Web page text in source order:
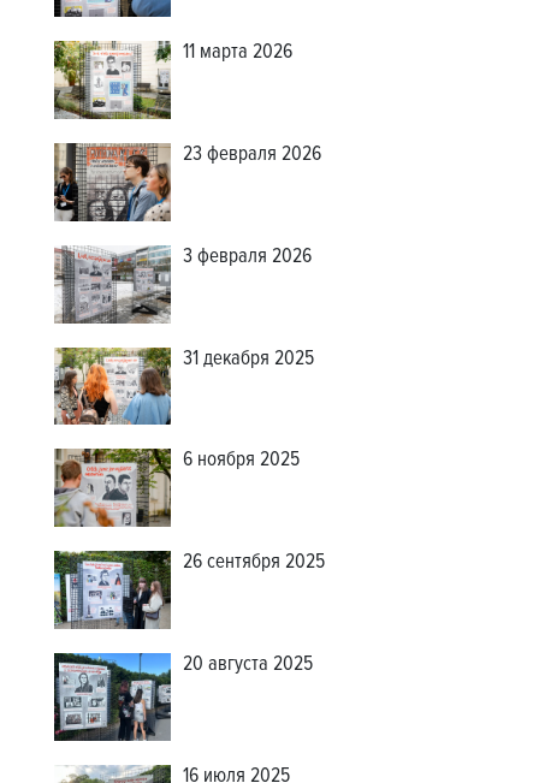
11 марта 2026
23 февраля 2026
3 февраля 2026
31 декабря 2025
6 ноября 2025
26 сентября 2025
20 августа 2025
16 июля 2025